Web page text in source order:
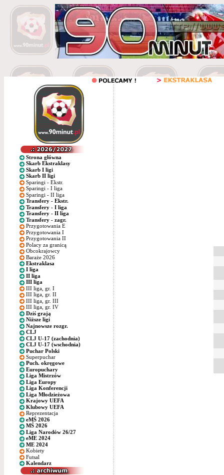
Strona główna
Skarb Ekstraklasy
Skarb I ligi
Skarb II ligi
Sparingi - Ekstr.
Sparingi - I liga
Sparingi - II liga
Transfery - Ekstr.
Transfery - I liga
Transfery - II liga
Transfery - zagr.
Przygotowania E
Przygotowania I
Przygotowania II
Polacy za granicą
Obcokrajowcy
Baraże 2026
Ekstraklasa
I liga
II liga
III liga
III liga, gr. I
III liga, gr. II
III liga, gr. III
III liga, gr. IV
Dziś grają
Niższe ligi
Najnowsze rozgr.
CLJ
CLJ U-17 (zachodnia)
CLJ U-17 (wschodnia)
Puchar Polski
Superpuchar
Puch. okręgowe
Europuchary
Liga Mistrzów
Liga Europy
Liga Konferencji
Liga Młodzieżowa
Krajowy UEFA
Klubowy UEFA
Reprezentacja
eMŚ 2026
MŚ 2026
Liga Narodów 26/27
eME 2024
ME 2024
Kobiety
Futsal
Kalendarz